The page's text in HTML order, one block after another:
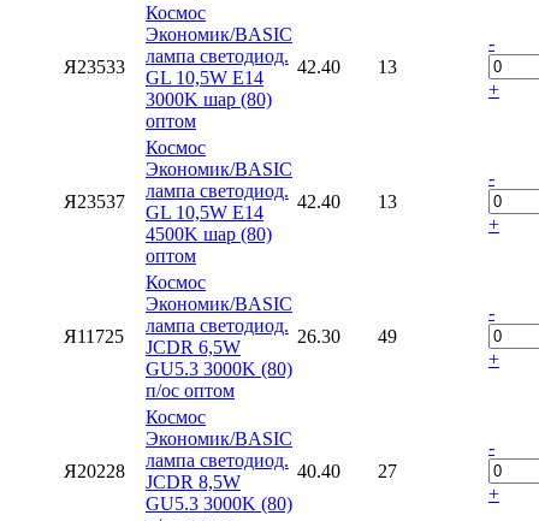
Я23533
Космос
Экономик/BASIC
лампа светодиод.
GL 10,5W E14
3000K шар (80)
оптом
42.40 13
-
+
Я23537
Космос
Экономик/BASIC
лампа светодиод.
GL 10,5W E14
4500K шар (80)
оптом
42.40 13
-
+
Я11725
Космос
Экономик/BASIC
лампа светодиод.
JCDR 6,5W
GU5.3 3000K (80)
п/ос оптом
26.30 49
-
+
Я20228
Космос
Экономик/BASIC
лампа светодиод.
JCDR 8,5W
GU5.3 3000K (80)
40.40 27
-
+